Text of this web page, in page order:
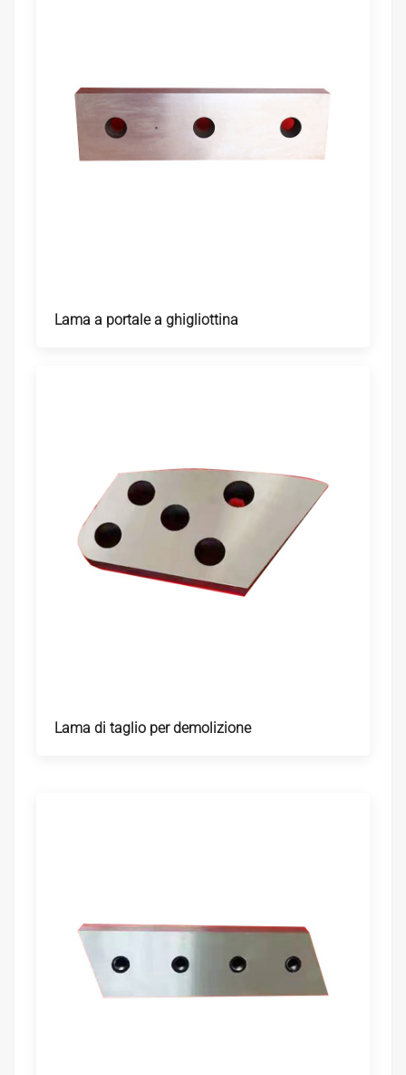
Lama a portale a ghigliottina
Lama di taglio per demolizione